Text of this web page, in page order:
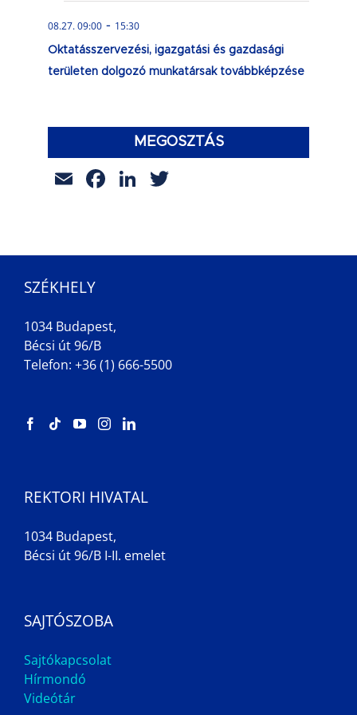
08.27. 09:00 - 15:30
Oktatásszervezési, igazgatási és gazdasági
területen dolgozó munkatársak továbbképzése
MEGOSZTÁS
EmailFacebook
LinkedIn
SZÉKHELY
1034 Budapest,
Bécsi út 96/B
Telefon: +36 (1) 666-5500
REKTORI HIVATAL
1034 Budapest,
Bécsi út 96/B I-II. emelet
SAJTÓSZOBA
Sajtókapcsolat
Hírmondó
Videótár